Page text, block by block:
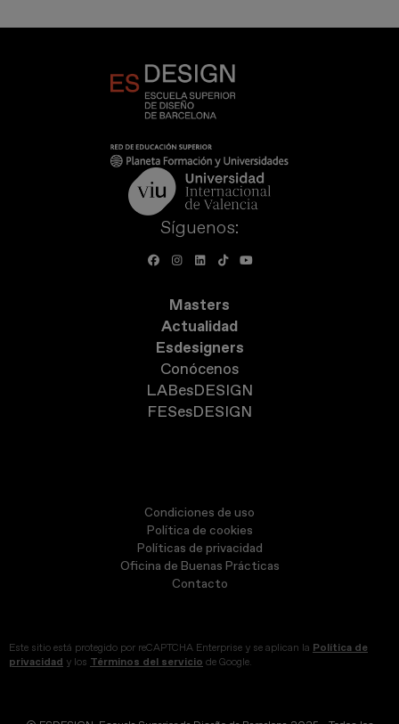
Síguenos:
Masters
Actualidad
Esdesigners
Conócenos
LABesDESIGN
FESesDESIGN
Condiciones de uso
Política de cookies
Políticas de privacidad
Oficina de Buenas Prácticas
Contacto
Este sitio está protegido por reCAPTCHA Enterprise y se aplican la Política de
privacidad y los Términos del servicio de Google.